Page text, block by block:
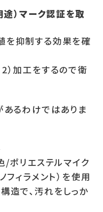
）マーク認証を取
を抑制する効果を確
）加工をするので衛
あるわけではありま
/ポリエステルマイク
ィラメント）を使用
造で、汚れをしっか